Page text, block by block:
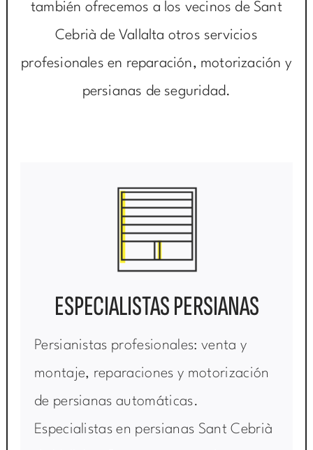
también ofrecemos a los vecinos de Sant
Cebrià de Vallalta otros servicios
profesionales en reparación, motorización y
persianas de seguridad.
ESPECIALISTAS PERSIANAS
Persianistas profesionales: venta y
montaje, reparaciones y motorización
de persianas automáticas.
Especialistas en persianas Sant Cebrià